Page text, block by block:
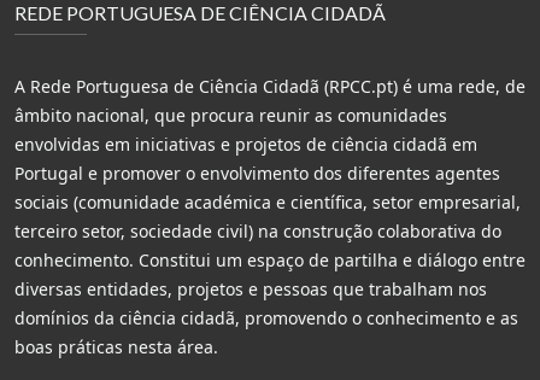
REDE PORTUGUESA DE CIÊNCIA CIDADÃ
A Rede Portuguesa de Ciência Cidadã (RPCC.pt) é uma rede, de
âmbito nacional, que procura reunir as comunidades
envolvidas em iniciativas e projetos de ciência cidadã em
Portugal e promover o envolvimento dos diferentes agentes
sociais (comunidade académica e científica, setor empresarial,
terceiro setor, sociedade civil) na construção colaborativa do
conhecimento. Constitui um espaço de partilha e diálogo entre
diversas entidades, projetos e pessoas que trabalham nos
domínios da ciência cidadã, promovendo o conhecimento e as
boas práticas nesta área.